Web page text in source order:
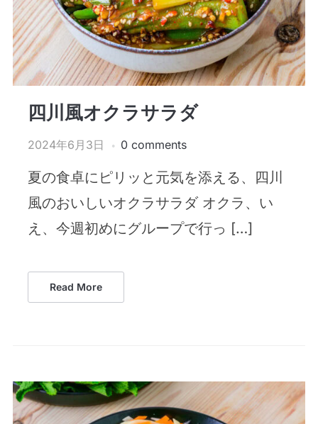
四川風オクラサラダ
2024年6月3日 0 comments
夏の食卓にピリッと元気を添える、四川
風のおいしいオクラサラダ オクラ、い
え、今週初めにグループで行っ […]
Read More